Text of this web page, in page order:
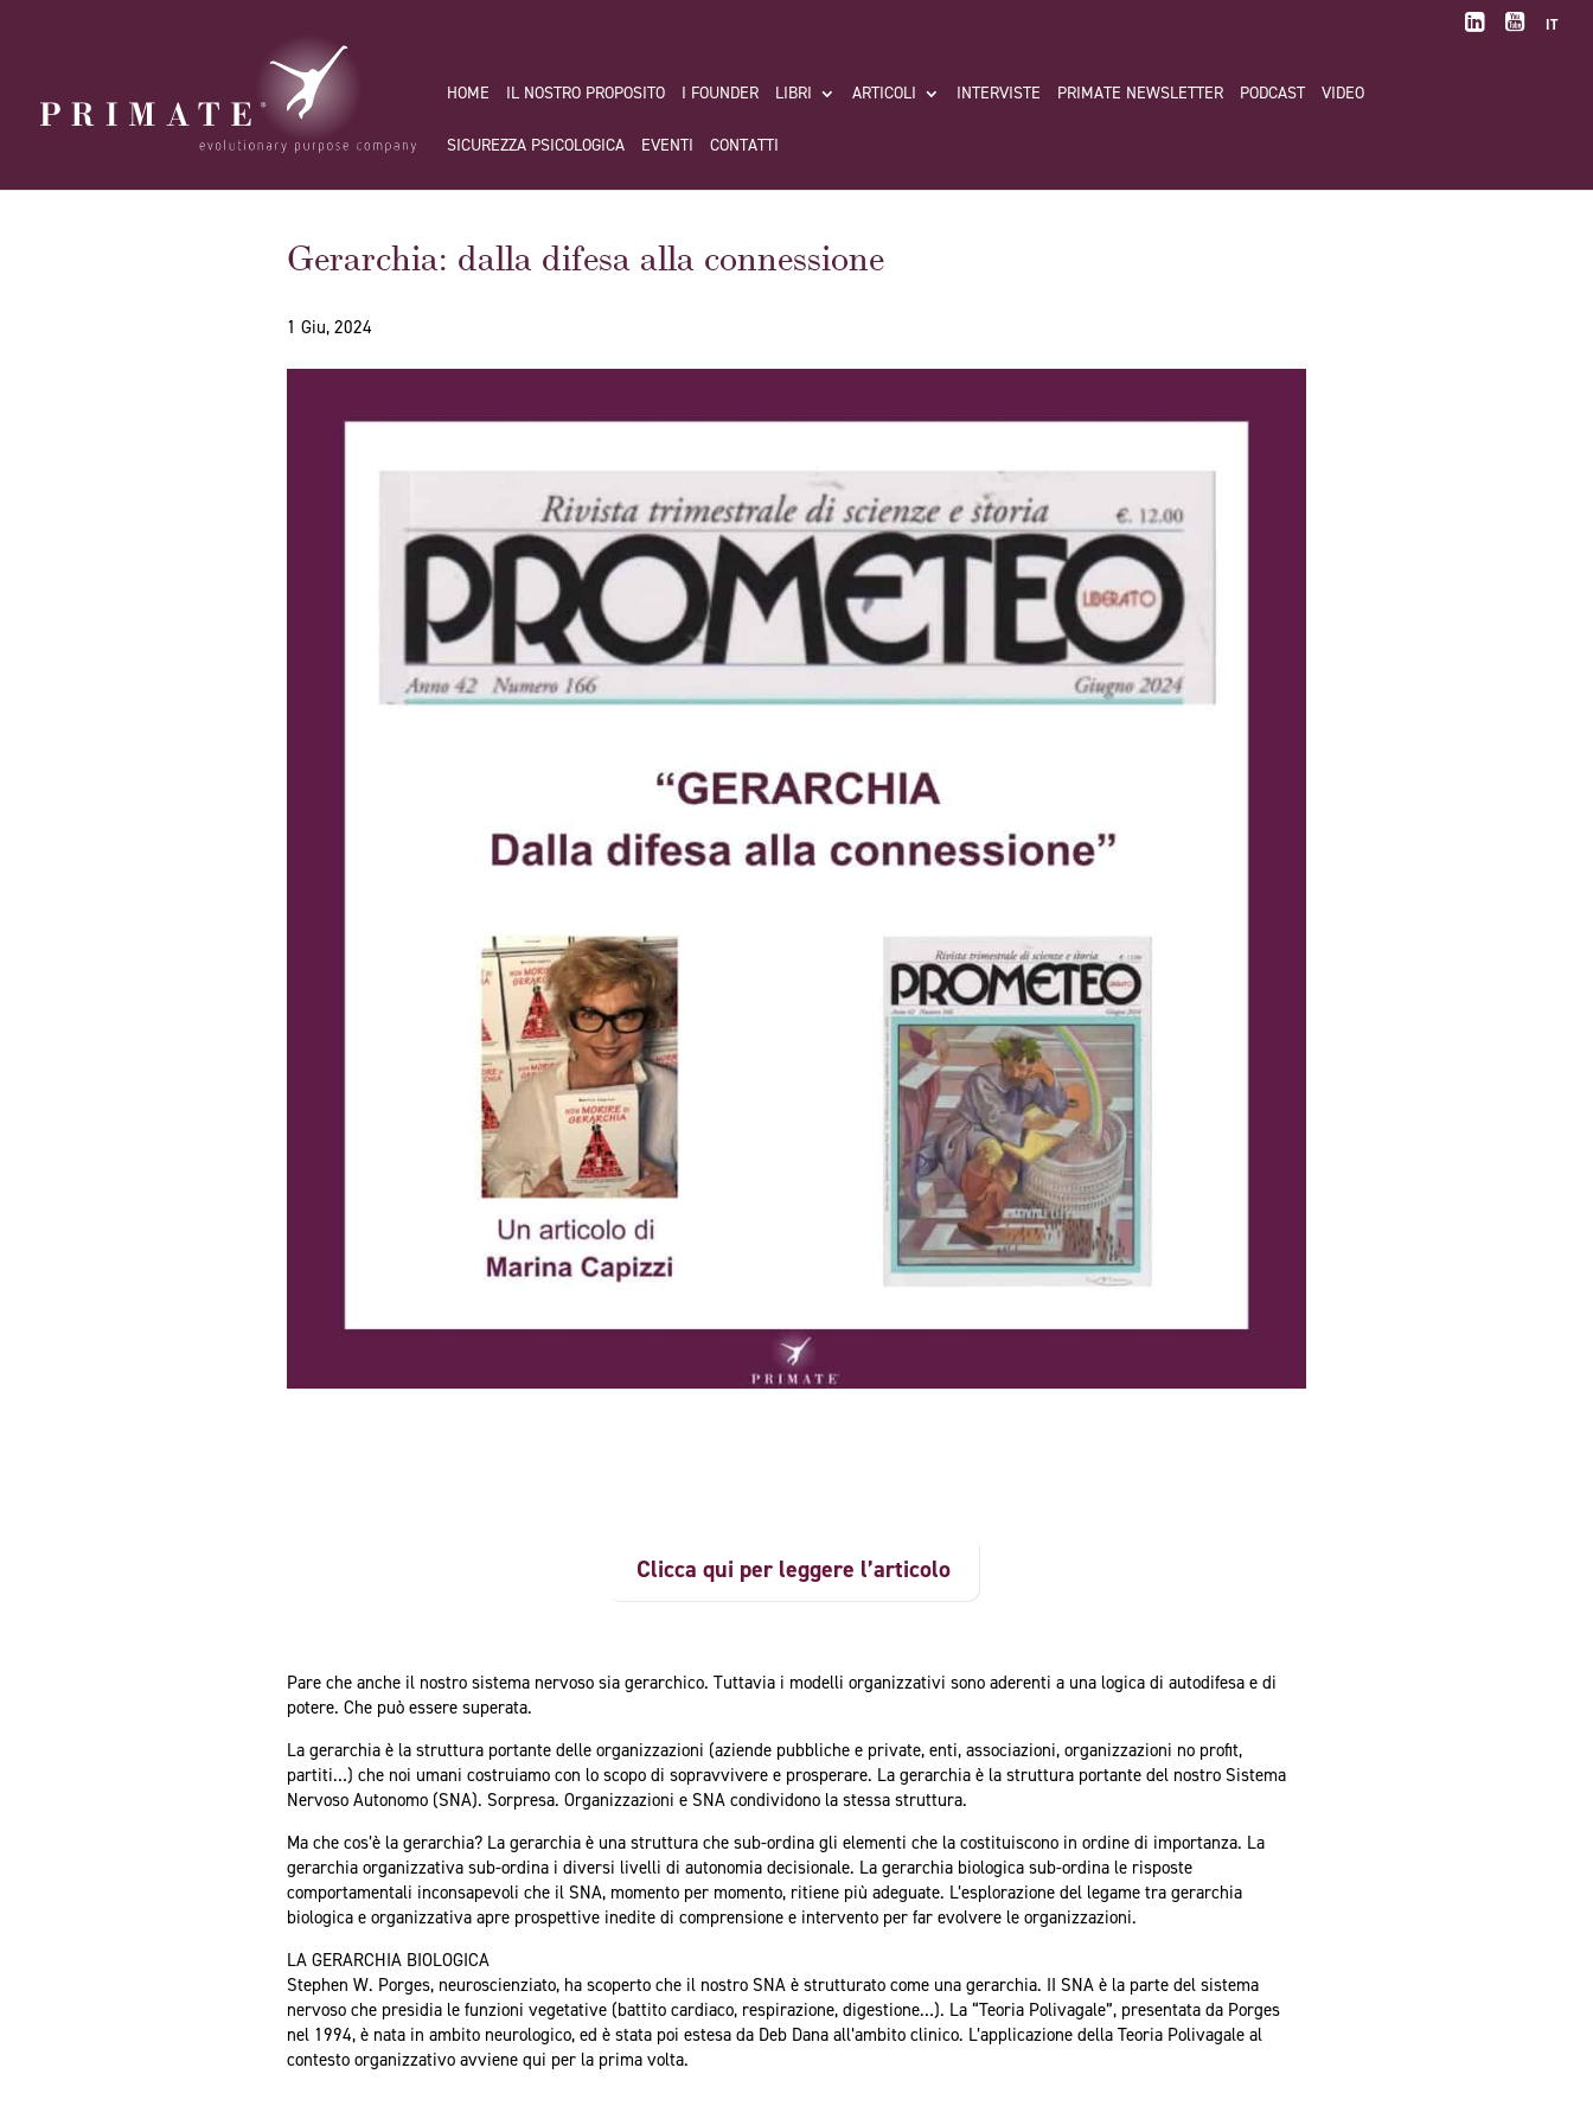
IT
HOME IL NOSTRO PROPOSITO I FOUNDER LIBRI ARTICOLI INTERVISTE PRIMATE NEWSLETTER PODCAST VIDEO
SICUREZZA PSICOLOGICA EVENTI CONTATTI
Gerarchia: dalla difesa alla connessione
1 Giu, 2024
Clicca qui per leggere l’articolo
Pare che anche il nostro sistema nervoso sia gerarchico. Tuttavia i modelli organizzativi sono aderenti a una logica di autodifesa e di
potere. Che può essere superata.
La gerarchia è la struttura portante delle organizzazioni (aziende pubbliche e private, enti, associazioni, organizzazioni no profit,
partiti…) che noi umani costruiamo con lo scopo di sopravvivere e prosperare. La gerarchia è la struttura portante del nostro Sistema
Nervoso Autonomo (SNA). Sorpresa. Organizzazioni e SNA condividono la stessa struttura.
Ma che cos’è la gerarchia? La gerarchia è una struttura che sub-ordina gli elementi che la costituiscono in ordine di importanza. La
gerarchia organizzativa sub-ordina i diversi livelli di autonomia decisionale. La gerarchia biologica sub-ordina le risposte
comportamentali inconsapevoli che il SNA, momento per momento, ritiene più adeguate. L’esplorazione del legame tra gerarchia
biologica e organizzativa apre prospettive inedite di comprensione e intervento per far evolvere le organizzazioni.
LA GERARCHIA BIOLOGICA
Stephen W. Porges, neuroscienziato, ha scoperto che il nostro SNA è strutturato come una gerarchia. II SNA è la parte del sistema
nervoso che presidia le funzioni vegetative (battito cardiaco, respirazione, digestione…). La “Teoria Polivagale”, presentata da Porges
nel 1994, è nata in ambito neurologico, ed è stata poi estesa da Deb Dana all’ambito clinico. L’applicazione della Teoria Polivagale al
contesto organizzativo avviene qui per la prima volta.